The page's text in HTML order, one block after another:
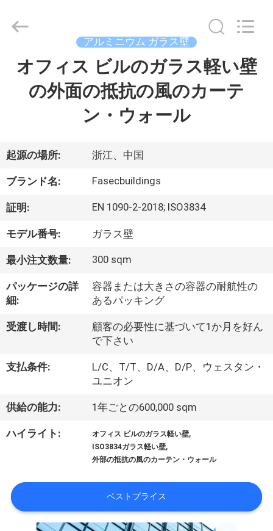
家
ダ
ク
ト
私
に
つ
て
工
場
行
2021
Buildings
Co.,Ltd..
アルミニウム ガラス壁
オフィス ビルのガラス軽い壁
の外面の抵抗の風のカーテ
ン・ウォール
起源の場所: 浙江、中国
ブランド名: Fasecbuildings
証明: EN 1090-2-2018; ISO3834
モデル番号: ガラス壁
最小注文数量: 300 sqm
パッケージの詳
細:
容器または大きさの容器の耐航性の
あるパッキング
受渡し時間:
顧客の必要性に基づいて1か月を好ん
で下さい
支払条件:
L/C、T/T、D/A、D/P、ウェスタン・
ユニオン
供給の能力: 1年ごとの600,000 sqm
ハイライト: オフィス ビルのガラス軽い壁,
ISO3834ガラス軽い壁,
外部の抵抗の風のカーテン・ウォール
ベストプライス